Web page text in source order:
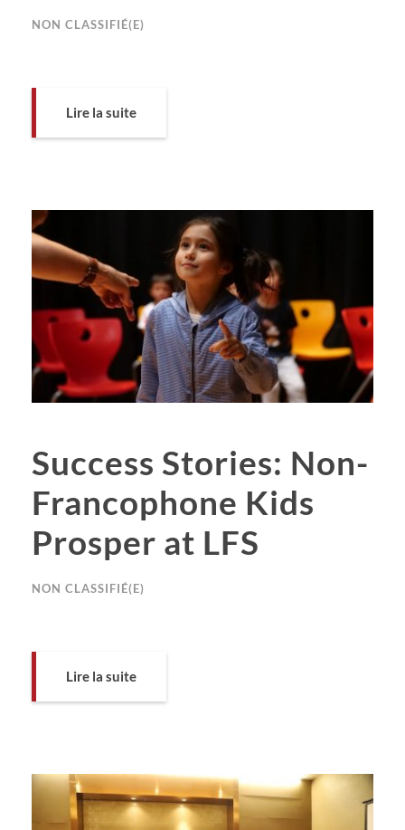
NON CLASSIFIÉ(E)
Lire la suite
Success Stories: Non-
Francophone Kids
Prosper at LFS
NON CLASSIFIÉ(E)
Lire la suite